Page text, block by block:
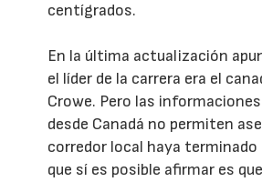
centígrados.
En la última actualización
el líder de la carrera era el
Crowe. Pero las
desde Canadá no permiten
corredor local haya terminado
que sí es posible afirmar es